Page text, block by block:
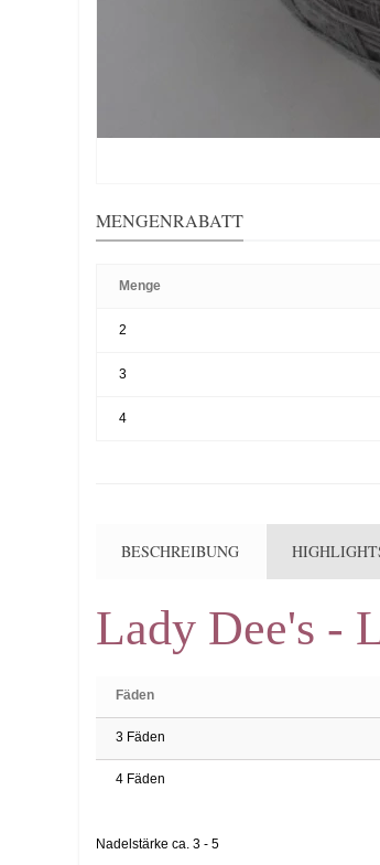
MENGENRABATT
Menge
2
3
4
BESCHREIBUNG
Lady Dee's -
Fäden
3 Fäden
4 Fäden
Nadelstärke ca. 3 - 5